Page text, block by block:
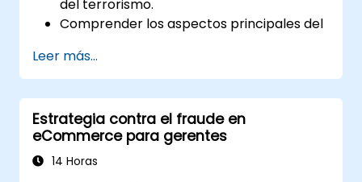
del terrorismo.
Comprender los aspectos principales del
y los esfuerzos nacionales e
internacionales llevados a cabo para
combatirlos.
Definir las formas en que una empresa y
su personal deben protegerse contra los
riesgos del blanqueo de capitales y la
Leer más...
Estrategia contra el fraude en
eCommerce para gerentes
14 Horas